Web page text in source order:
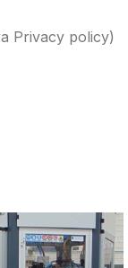
Privacy policy)